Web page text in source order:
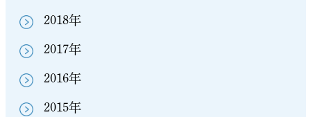
2018年
2017年
2016年
2015年